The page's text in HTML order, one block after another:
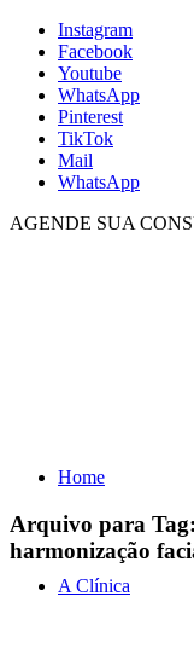
Instagram
Facebook
Youtube
WhatsApp
Pinterest
TikTok
Mail
WhatsApp
AGENDE SUA
Home
A Clínica
Arquivo para Tag:
harmonização